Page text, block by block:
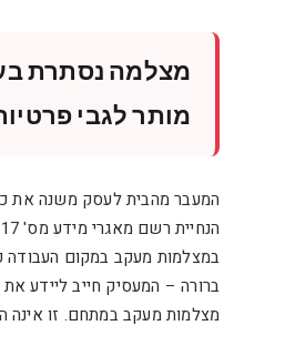
מצלמה נסתרת
מותר לגבי
המעבר מהבית לעסק משנה את
במצלמות מעקב במקום העבודה
ברורה – המעסיק חייב ליידע את
מצלמות מעקב במתחם. זו אינה